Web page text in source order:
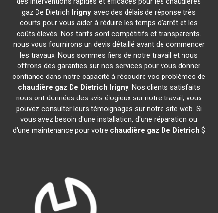
gaz De Dietrich Irigny, avec des délais de réponse très
courts pour vous aider à réduire les temps d'arrêt et les
coûts élevés. Nos tarifs sont compétitifs et transparents,
nous vous fournirons un devis détaillé avant de commencer
les travaux. Nous sommes fiers de notre travail et nous
offrons des garanties sur nos services pour vous donner
confiance dans notre capacité à résoudre vos problèmes de
chaudière gaz De Dietrich Irigny. Nos clients satisfaits
nous ont données des avis élogieux sur notre travail, vous
pouvez consulter leurs témoignages sur notre site web. Si
vous avez besoin d'une installation, d'une réparation ou
d'une maintenance pour votre chaudière gaz De Dietrich $